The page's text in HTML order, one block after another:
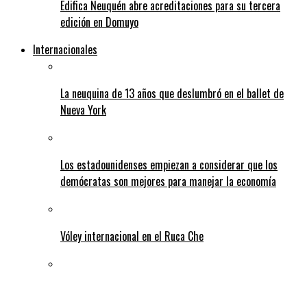
Edifica Neuquén abre acreditaciones para su tercera
edición en Domuyo
Internacionales
La neuquina de 13 años que deslumbró en el ballet de
Nueva York
Los estadounidenses empiezan a considerar que los
demócratas son mejores para manejar la economía
Vóley internacional en el Ruca Che